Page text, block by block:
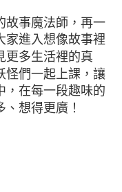
故事魔法師，再一
家進入想像故事裡
更多生活裡的真
怪們一起上課，讓
，在每一段趣味的
想得更廣！